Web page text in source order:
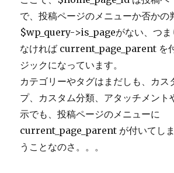
で、投稿ページのメニューか否かの
$wp_query->is_pageがない、つま
なければ current_page_parent を
ジックになっています。
カテゴリーやタグはまだしも、カス
プ、カスタム分類、アタッチメント
示でも、投稿ページのメニューに
current_page_parent が付いてし
うことなのさ。。。